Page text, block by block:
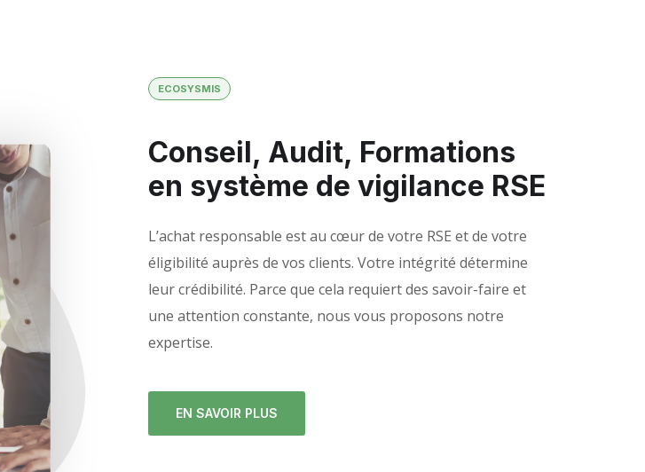
ECOSYSMIS
Conseil, Audit, Formations
en système de vigilance RSE
L’achat responsable est au cœur de votre RSE et de votre
éligibilité auprès de vos clients. Votre intégritédétermine
leurcrédibilité. Parce que cela requiertdessavoir-faire et
uneattention constante, nous vous proposons notre
expertise.
EN SAVOIR PLUS